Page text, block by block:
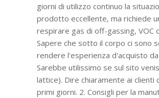
giorni di utilizzo continuo la
prodotto eccellente, ma richiede
respirare gas di off-gassing, VOC
Sapere che sotto il corpo ci sono
rendere l'esperienza d'acquisto
Sarebbe utilissimo se sul sito
lattice). Dire chiaramente ai
primi giorni. 2. Consigli per la